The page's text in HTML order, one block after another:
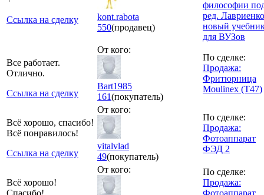
Ссылка на сделку
kont.rabota
550(продавец)
философии
ред.
новый
для ВУЗов
Все работает.
Отлично.
Ссылка на сделку
От кого:
Bart1985
161(покупатель)
По сделке:
Продажа:
Фритюрница
Moulinex (T47)
Всё хорошо, спасибо!
Всё понравилось!
Ссылка на сделку
От кого:
vitalvlad
49(покупатель)
По сделке:
Продажа:
Фотоаппарат
ФЭД 2
Всё хорошо!
Спасибо!
От кого:
По сделке:
Продажа:
Фотоаппарат